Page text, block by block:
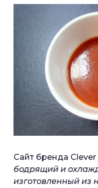
Сайт бренда
бодрящий и
изготовленный из